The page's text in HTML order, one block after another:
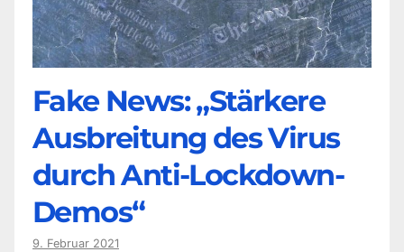
Fake News: „Stärkere
Ausbreitung des Virus
durch Anti-Lockdown-
Demos“
9. Februar 2021